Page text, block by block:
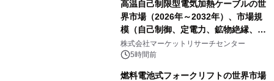
高温自己制限型電気加熱ケーブルの世
界市場（2026年～2032年）、市場規
模（自己制御、定電力、鉱物絶縁、表
皮効果）・分析レポートを発表
株式会社マーケットリサーチセンター
5時間前
燃料電池式フォークリフトの世界市場